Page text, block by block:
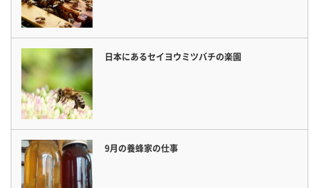
日本にあるセイヨウミツバチの楽園
9月の養蜂家の仕事